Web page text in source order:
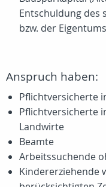
Entschuldung des
bzw. der
Anspruch haben:
Pflichtversicherte
Pflichtversicherte
Landwirte
Beamte
Arbeitssuchende
Kindererziehende